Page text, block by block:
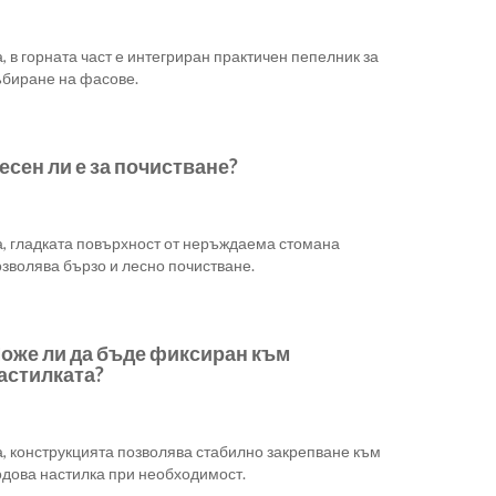
в горната част е интегриран практичен пепелник за
на фасове.
ли е за почистване?
гладката повърхност от неръждаема стомана
бързо и лесно почистване.
ли да бъде фиксиран към
конструкцията позволява стабилно закрепване към
настилка при необходимост.